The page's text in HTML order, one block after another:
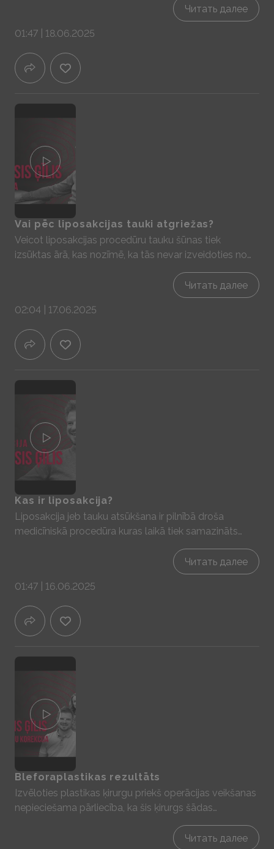
marķējumi zonās kurās tiks veikta tauku atsūkšana.
Pati procedūra ilgst aptuveni līdz pusotrai stundai,
atkarībā no veicamā darba apjoma. Liposakcija tiek
Читать далее
01:47 | 18.06.2025
Vai pēc liposakcijas tauki atgriežas?
Veicot liposakcijas procedūru tauku šūnas tiek
izsūktas ārā, kas nozīmē, ka tās nevar izveidoties no
jauna un atgriezties. Tomēr, ja netiek uzturēts stabils
svars palikušās tauku šūnas var palikt lielākas. Pēc
operācijas nepaliek lielas rētas, jo tiek veikti mazi
griezumi līdzīgi kā veicot laparoskopiskās operācijas.
Читать далее
02:04 | 17.06.2025
Kas ir liposakcija?
Liposakcija jeb tauku atsūkšana ir pilnībā droša
medicīniskā procedūra kuras laikā tiek samazināts
zemādas tauku slānis ķermenī. Liposakciju gan
nevarētu uzskatīt kā metodi, kas palīdz zaudētu svaru,
taču drīzāk ķermeņa kontūrēšanas metodi.
Читать далее
01:47 | 16.06.2025
Bleforaplastikas rezultāts
Izvēloties plastikas ķirurgu priekš operācijas veikšanas
nepieciešama pārliecība, ka šis ķirurgs šādas
operācijas veic ikdienā un otrs aspekts ko ņemt vērā ir
personīgais kontakts, kas izveidojas ar ārstu – vai juties
Читать далее